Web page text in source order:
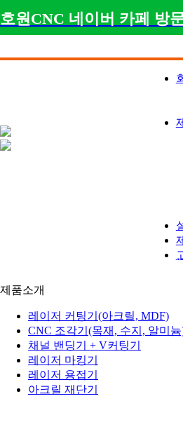
호원CNC 네이버 카페 방
아크릴 레이저, 목공용 CNC,
제품소개
레이저 커팅기(아크릴, MDF)
CNC 조각기(목재, 수지, 알미
채널 밴딩기 + V커팅기
레이저 마킹기
레이저 용접기
아크릴 재단기